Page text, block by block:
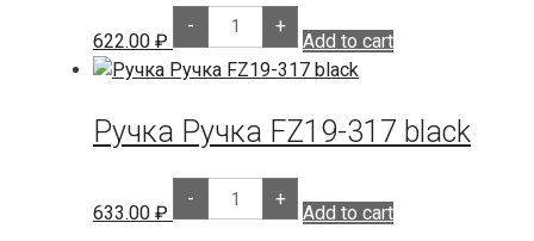
622.00 ₽
-
Ручка
FZ21-
241
матовый
170
мм)
+
Add to cart
Ручка Ручка FZ19-317 black
633.00 ₽
-
Ручка
Ручка
FZ19-
+
Add to cart